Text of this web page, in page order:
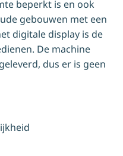
beperkt is en ook
gebouwen met een
digitale display is de
De machine
dus er is geen